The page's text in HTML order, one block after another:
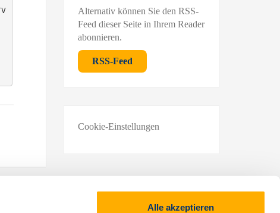
Alle akzeptieren
Alternativ können Sie den RSS-
Feed dieser Seite in Ihrem Reader
abonnieren.
RSS-Feed
Cookie-Einstellungen